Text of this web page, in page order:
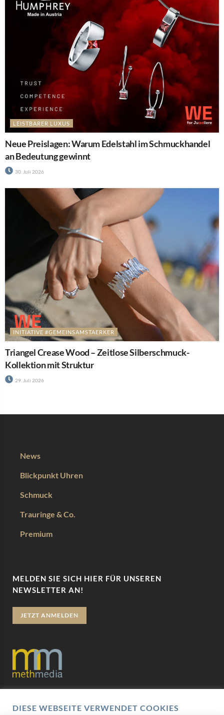
News
Blickpunkt Uhren
Schmuck
Trauringe & Co.
Premium
MELDEN SIE SICH HIER FÜR UNSEREN
NEWSLETTER AN!
JETZT ANMELDEN
DIESE WEBSEITE VERWENDET COOKIES